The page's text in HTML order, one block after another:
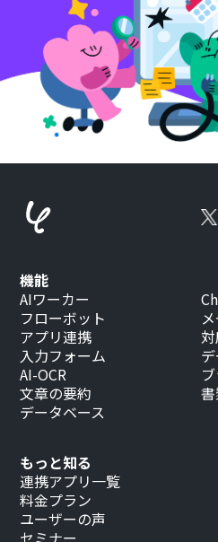
もっと知る
連携アプリ一覧
料金プラン
ユーザーの声
セミナー
機能
AIワーカー
フローボット
アプリ連携
入力フォーム
AI-OCR
文章の要約
データベース